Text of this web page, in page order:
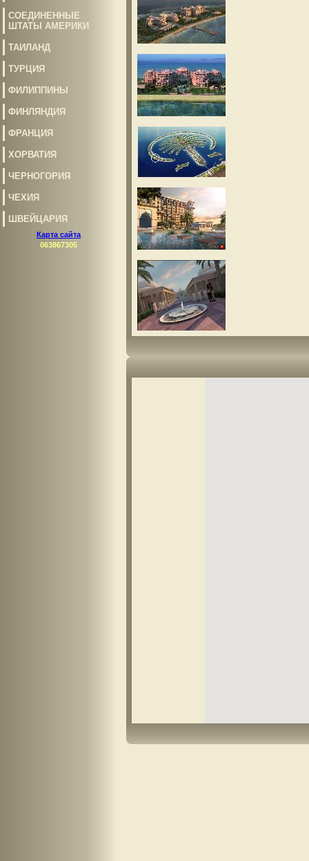
СОЕДИНЕННЫЕ
ШТАТЫ АМЕРИКИ
ТАИЛАНД
ТУРЦИЯ
ФИЛИППИНЫ
ФИНЛЯНДИЯ
ФРАНЦИЯ
ХОРВАТИЯ
ЧЕРНОГОРИЯ
ЧЕХИЯ
ШВЕЙЦАРИЯ
Карта сайта
063867305